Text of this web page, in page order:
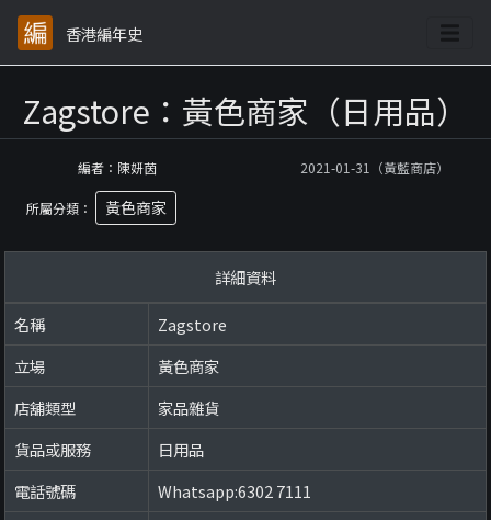
香港編年史
Zagstore：黃色商家（日用品）
編者：陳妍茵 2021-01-31（黃藍商店）
所屬分類： 黃色商家
詳細資料
名稱
Zagstore
立場
黃色商家
店舖類型
家品雜貨
貨品或服務
日用品
電話號碼
Whatsapp:6302 7111